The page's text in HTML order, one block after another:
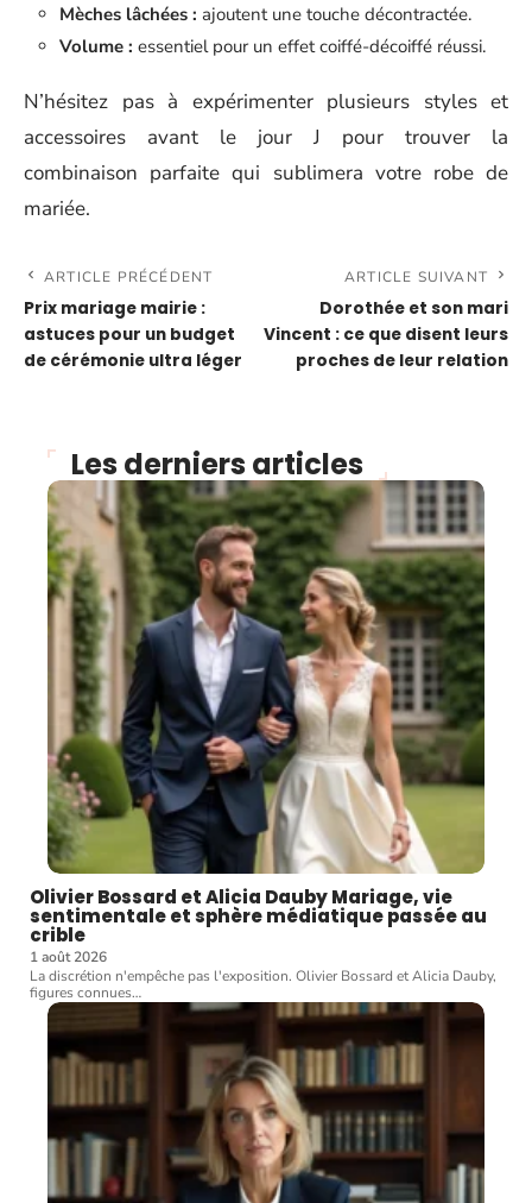
Mèches lâchées : ajoutent une touche décontractée.
Volume : essentiel pour un effet coiffé-décoiffé réussi.
N’hésitez pas à expérimenter plusieurs styles et
accessoires avant le jour J pour trouver la
combinaison parfaite qui sublimera votre robe de
mariée.
ARTICLE PRÉCÉDENT
Prix mariage mairie :
astuces pour un budget
de cérémonie ultra léger
ARTICLE SUIVANT
Dorothée et son mari
Vincent : ce que disent leurs
proches de leur relation
Les derniers articles
Olivier Bossard et Alicia Dauby Mariage, vie
sentimentale et sphère médiatique passée au
crible
1 août 2026
La discrétion n'empêche pas l'exposition. Olivier Bossard et Alicia Dauby,
figures connues…